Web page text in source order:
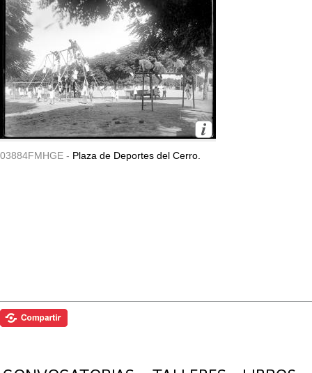
03884FMHGE - Plaza de Deportes del Cerro.